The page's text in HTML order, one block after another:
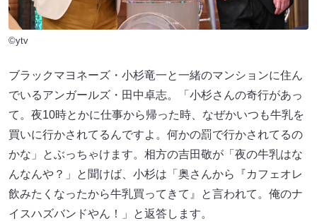
©ytv
ブラックマヨネーズ・小杉竜一と一緒のマンションに住ん
でいるアンガールズ・田中卓志。「小杉さんの奇行があっ
て。夜10時とかに仕事から帰った時、なぜかいつも牛乳を
買いに行かされてるんですよ。何かの罰で行かされてるの
かな」とぶっちゃけます。相方の吉田敬が「夜の牛乳はな
んなんや？」と聞けば、小杉は「奥さんから『カフェオレ
飲みたくなったから牛乳買ってきて』と言われて。俺のナ
イスハズバンドやん！」と返答します。